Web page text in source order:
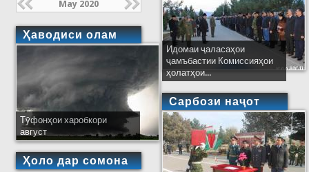
May 2020
Ҳаводиси олам
Тӯфонҳои харобкори
август
Ҳоло дар сомона
Идомаи ҷаласаҳои
ҷамъбастии Комиссияҳои
ҳолатҳои...
Сарбози наҷот